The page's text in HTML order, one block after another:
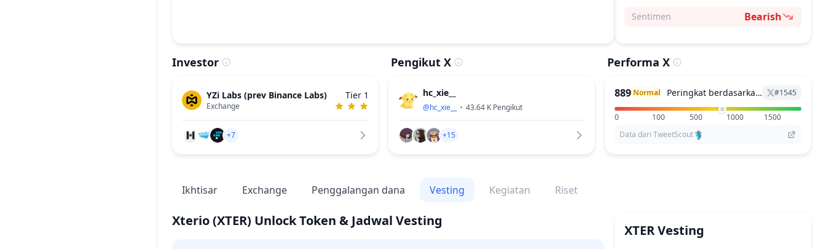
Sentimen Bearish
Investor
YZi Labs (prev Binance Labs)
Exchange
Tier 1
+7
Pengikut X
hc_xie__
@hc_xie__ 43.64 K Pengikut
+15
Performa X
889 Normal Peringkat berdasarkan X #1545
0 100 500 1000
1500
Data dari TweetScout
Ikhtisar Exchange Penggalangan dana Vesting Kegiatan Riset
Xterio(XTER) Unlock Token & Jadwal Vesting
XTERVesting